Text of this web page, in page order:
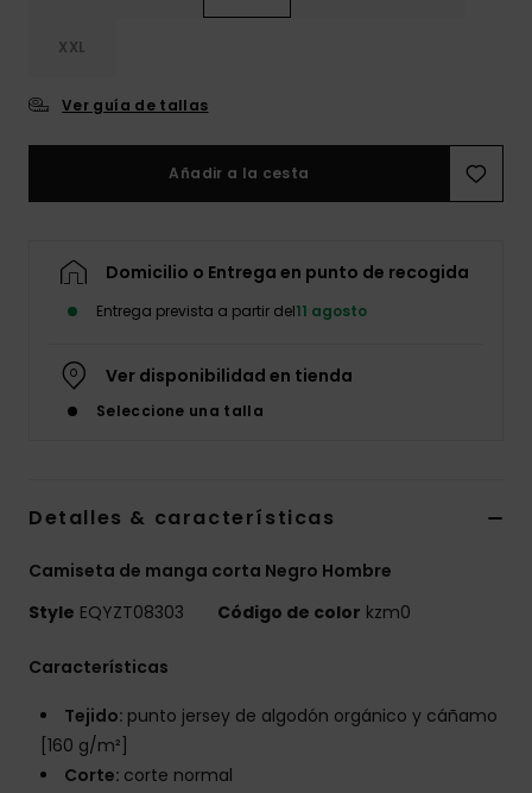
XXL
Ver guía de tallas
Añadir a la cesta
Domicilio o Entrega en punto de recogida
Entrega prevista a partir del11 agosto
Ver disponibilidad en tienda
Seleccione una talla
Detalles & características
Camiseta de manga corta Negro Hombre
Style EQYZT08303 Código de color kzm0
Características
Tejido: punto jersey de algodón orgánico y cáñamo
[160 g/m²]
Corte: corte normal